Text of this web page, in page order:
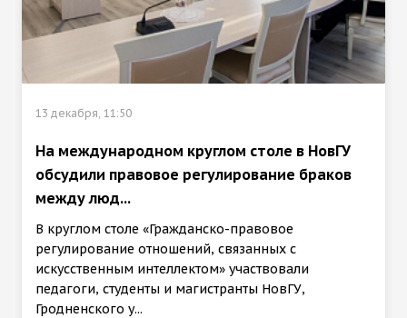
13 декабря, 11:50
На международном круглом столе в НовГУ
обсудили правовое регулирование браков
между люд...
В круглом столе «Гражданско-правовое
регулирование отношений, связанных с
искусственным интеллектом» участвовали
педагоги, студенты и магистранты НовГУ,
Гродненского у...